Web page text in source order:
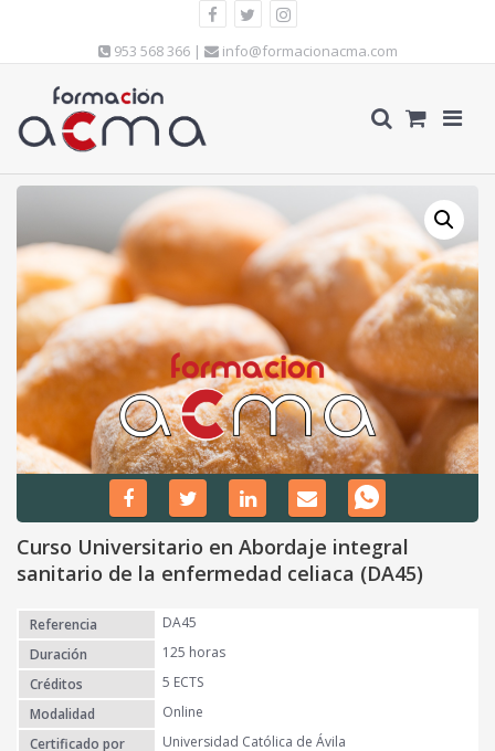
953 568 366 | info@formacionacma.com
Curso Universitario en Abordaje integral
sanitario de la enfermedad celiaca (DA45)
Referencia
DA45
Duración
125 horas
Créditos
5 ECTS
Modalidad
Online
Certificado por
Universidad Católica de Ávila